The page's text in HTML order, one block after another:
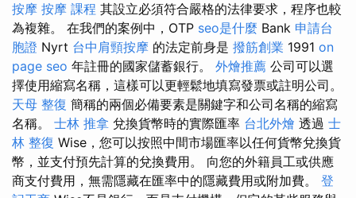
按摩 按摩 課程 其設立必須符合嚴格的法律要求，程序也較
為複雜。 在我們的案例中，OTP seo是什麼 Bank 申請台
胞證 Nyrt 台中肩頸按摩 的法定前身是 撥筋創業 1991 on
page seo 年註冊的國家儲蓄銀行。 外燴推薦 公司可以選
擇使用縮寫名稱，這樣可以更輕鬆地填寫發票或註明公司。
天母 整復 簡稱的兩個必備要素是關鍵字和公司名稱的縮寫
名稱。 士林 推拿 兌換貨幣時的實際匯率 台北外燴 透過 士
林 整復 Wise，您可以按照中間市場匯率以任何貨幣兌換貨
幣，並支付預先計算的兌換費用。 向您的外籍員工或供應
商支付費用，無需隱藏在匯率中的隱藏費用或附加費。 登